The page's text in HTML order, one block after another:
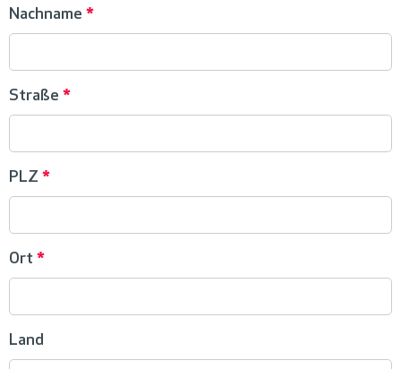
Nachname *
Straße *
PLZ *
Ort *
Land